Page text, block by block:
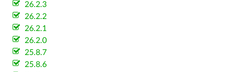
26.2.3
26.2.2
26.2.1
26.2.0
25.8.7
25.8.6